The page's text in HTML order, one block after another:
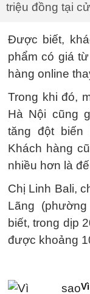
triệu đồng tại
Được biết,
phẩm có giá
hàng online
Trong khi đó,
Hà Nội cũng
tăng đột biến
Khách hàng
nhiều hơn là
Chị Linh Bali,
Lãng
biết, trong dịp
được khoảng